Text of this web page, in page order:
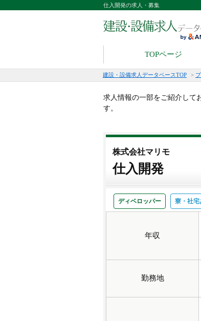
仕入開発の求人・募集
TOPページ
建設・設備求人データベースTOP >
求人情報の一部をご紹介して
す。
株式会社マリモ
仕入開発
ディベロッパー 寮・社宅
年収
勤務地